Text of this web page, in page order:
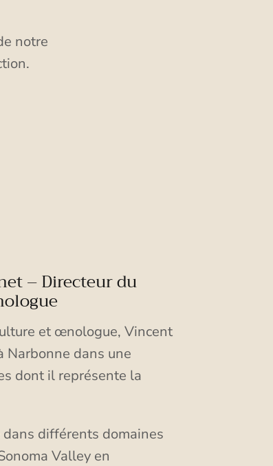
notre
– Directeur du
et œnologue, Vincent
Narbonne dans une
dont il représente la
différents domaines
Valley en